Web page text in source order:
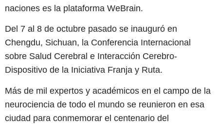
naciones es la plataforma WeBrain.
Del 7 al 8 de octubre pasado se inauguró en
Chengdu, Sichuan, la Conferencia Internacional
sobre Salud Cerebral e Interacción Cerebro-
Dispositivo de la Iniciativa Franja y Ruta.
Más de mil expertos y académicos en el campo de la
neurociencia de todo el mundo se reunieron en esa
ciudad para conmemorar el centenario del